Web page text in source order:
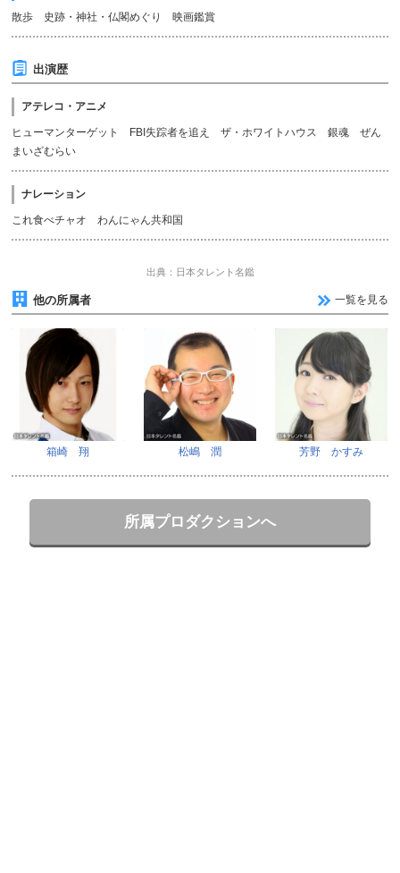
散歩 史跡・神社・仏閣めぐり 映画鑑賞
出演歴
アテレコ・アニメ
ヒューマンターゲット FBI失踪者を追え ザ・ホワイトハウス 銀魂 ぜん
まいざむらい
ナレーション
これ食べチャオ わんにゃん共和国
出典：日本タレント名鑑
他の所属者 一覧を見る
箱崎 翔 松嶋 潤 芳野 かすみ
所属プロダクションへ